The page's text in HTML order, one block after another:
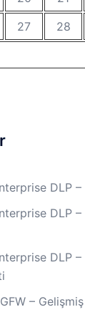
27 28
DLP
DLP
DLP –
–